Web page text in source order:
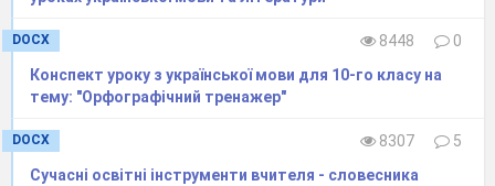
DOCX 8448
0
Конспект уроку з української мови для 10-го класу на
тему: "Орфографічний тренажер"
DOCX 8307
5
Сучасні освітні інструменти вчителя - словесника